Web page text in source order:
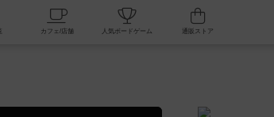
掲示板一覧 カフェ/店舗 人気ボードゲーム